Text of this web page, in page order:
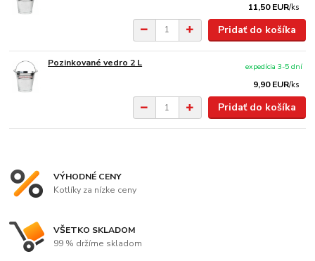
11,50 EUR/ks
Pridať do košíka
Pozinkované vedro 2 L
9,90 EUR/ks
expedícia 3-5 dní
Pridať do košíka
VÝHODNÉ CENY
Kotlíky za nízke ceny
VŠETKO SKLADOM
99 % držíme skladom